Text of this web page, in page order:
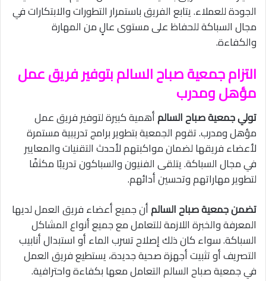
الجودة للعملاء. يتابع الفريق باستمرار التطورات والابتكارات في
مجال السباكة للحفاظ على مستوى عالٍ من المهارة
والكفاءة.
التزام جمعية صباح السالم بتوفير فريق عمل
مؤهل ومدرب
تولي جمعية صباح السالمأهمية كبيرة لتوفير فريق عمل
مؤهل ومدرب. تقوم الجمعية بتطوير برامج تدريبية مستمرة
لأعضاء فريقها لضمان مواكبتهم لأحدث التقنيات والمعايير
في مجال السباكة. يتلقى الفنيون والسباكون تدريبًا مكثفًا
لتطوير مهاراتهم وتحسين أدائهم.
تضمن جمعية صباح السالمأن جميع أعضاء فريق العمل لديها
المعرفة والخبرة اللازمة للتعامل مع جميع أنواع المشاكل
السباكة. سواء كان ذلك إصلاح تسرب الماء أو استبدال أنابيب
التصريف أو تثبيت أجهزة صحية جديدة، يستطيع فريق العمل
في جمعية صباح السالم التعامل معها بكفاءة واحترافية.